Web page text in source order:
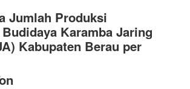
Jumlah Produksi
Karamba Jaring
Kabupaten Berau per